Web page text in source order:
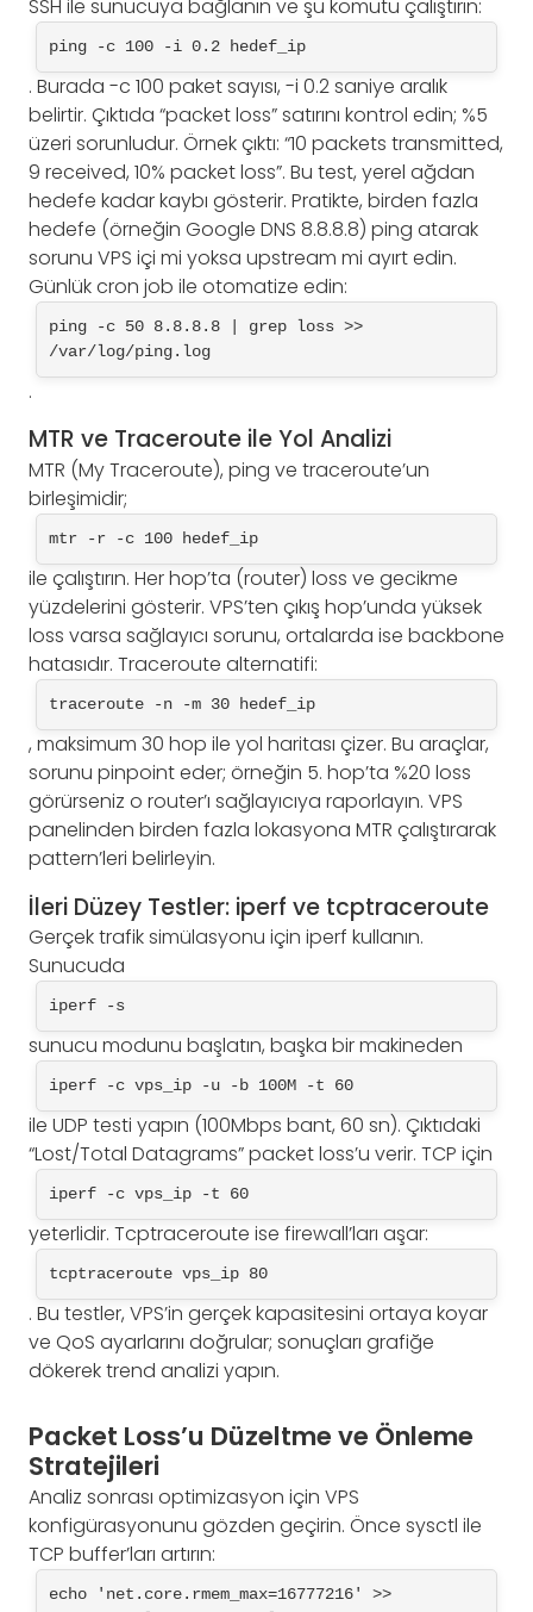
SSH ile sunucuya bağlanın ve şu komutu çalıştırın:
ping -c 100 -i 0.2 hedef_ip
. Burada -c 100 paket sayısı, -i 0.2 saniye aralık
belirtir. Çıktıda “packet loss” satırını kontrol edin; %5
üzeri sorunludur. Örnek çıktı: “10 packets transmitted,
9 received, 10% packet loss”. Bu test, yerel ağdan
hedefe kadar kaybı gösterir. Pratikte, birden fazla
hedefe (örneğin Google DNS 8.8.8.8) ping atarak
sorunu VPS içi mi yoksa upstream mi ayırt edin.
Günlük cron job ile otomatize edin:
ping -c 50 8.8.8.8 | grep loss >>
/var/log/ping.log
.
MTR ve Traceroute ile Yol Analizi
MTR (My Traceroute), ping ve traceroute’un
birleşimidir;
mtr -r -c 100 hedef_ip
ile çalıştırın. Her hop’ta (router) loss ve gecikme
yüzdelerini gösterir. VPS’ten çıkış hop’unda yüksek
loss varsa sağlayıcı sorunu, ortalarda ise backbone
hatasıdır. Traceroute alternatifi:
traceroute -n -m 30 hedef_ip
, maksimum 30 hop ile yol haritası çizer. Bu araçlar,
sorunu pinpoint eder; örneğin 5. hop’ta %20 loss
görürseniz o router’ı sağlayıcıya raporlayın. VPS
panelinden birden fazla lokasyona MTR çalıştırarak
pattern’leri belirleyin.
İleri Düzey Testler: iperf ve tcptraceroute
Gerçek trafik simülasyonu için iperf kullanın.
Sunucuda
iperf -s
sunucu modunu başlatın, başka bir makineden
iperf -c vps_ip -u -b 100M -t 60
ile UDP testi yapın (100Mbps bant, 60 sn). Çıktıdaki
“Lost/Total Datagrams” packet loss’u verir. TCP için
iperf -c vps_ip -t 60
yeterlidir. Tcptraceroute ise firewall’ları aşar:
tcptraceroute vps_ip 80
. Bu testler, VPS’in gerçek kapasitesini ortaya koyar
ve QoS ayarlarını doğrular; sonuçları grafiğe
dökerek trend analizi yapın.
Packet Loss’u Düzeltme ve Önleme
Stratejileri
Analiz sonrası optimizasyon için VPS
konfigürasyonunu gözden geçirin. Önce sysctl ile
TCP buffer’ları artırın:
echo 'net.core.rmem_max=16777216' >>